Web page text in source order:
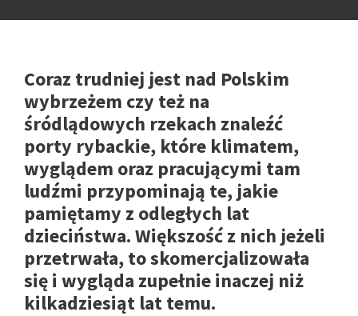
Coraz trudniej jest nad Polskim
wybrzeżem czy też na
śródlądowych rzekach znaleźć
porty rybackie, które klimatem,
wyglądem oraz pracującymi tam
ludźmi przypominają te, jakie
pamiętamy z odległych lat
dzieciństwa. Większość z nich jeżeli
przetrwała, to skomercjalizowała
się i wygląda zupełnie inaczej niż
kilkadziesiąt lat temu.